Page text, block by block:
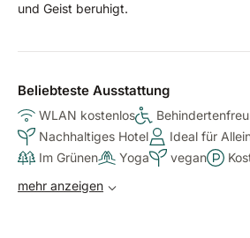
und Geist beruhigt.
Beliebteste Ausstattung
WLAN kostenlos
Nachhaltiges Hotel
Ideal für
Im Grünen
Yoga vegan
mehr anzeigen